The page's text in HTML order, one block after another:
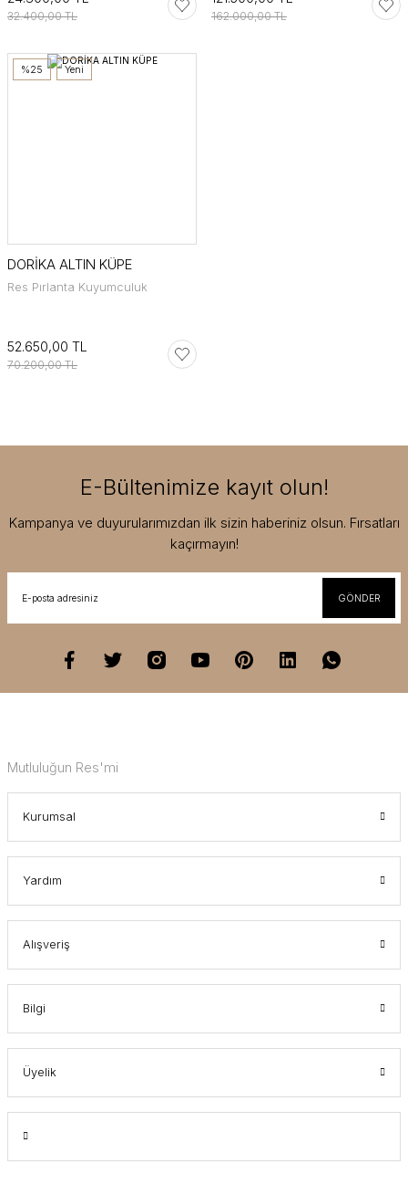
32.400,00 TL 162.000,00 TL
%25 Yeni
DORİKA ALTIN KÜPE
Res Pırlanta Kuyumculuk
52.650,00 TL
70.200,00 TL
E-Bültenimize kayıt olun!
Kampanya ve duyurularımızdan ilk sizin haberiniz olsun. Fırsatları
kaçırmayın!
GÖNDER
Mutluluğun Res'mi
Kurumsal
Yardım
Alışveriş
Bilgi
Üyelik